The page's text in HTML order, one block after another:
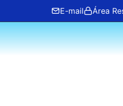
content
E-mail Área